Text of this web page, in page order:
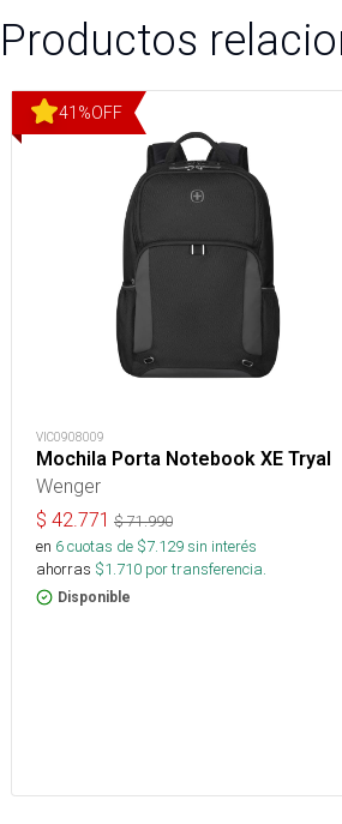
Productos
41 %OFF
VIC0908009
Mochila Porta Notebook XE Tryal
Wenger
$ 42.771 $71.990
en 6cuotas de $7.129sin interés
ahorras $1.710 por transferencia.
Disponible